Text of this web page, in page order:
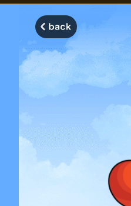
モンスターストライク モンストディクショナリー